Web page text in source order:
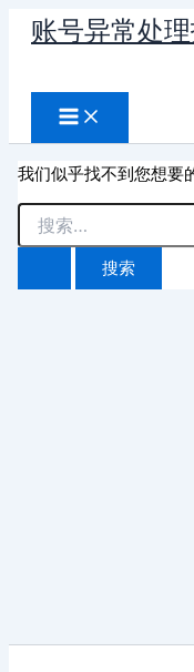
账号异常处
索
我们似乎找不到您想要
搜
索：